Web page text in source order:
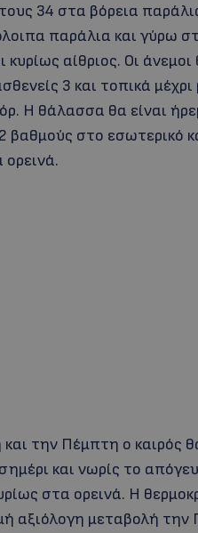
34 στα βόρεια
παράλια και γύρω
κυρίως αίθριος. Οι
3 και τοπικά
Η θάλασσα θα είναι
βαθμούς στο εσωτερικό
την Πέμπτη ο καιρός
και νωρίς το
στα ορεινά. Η
αξιόλογη μεταβολή